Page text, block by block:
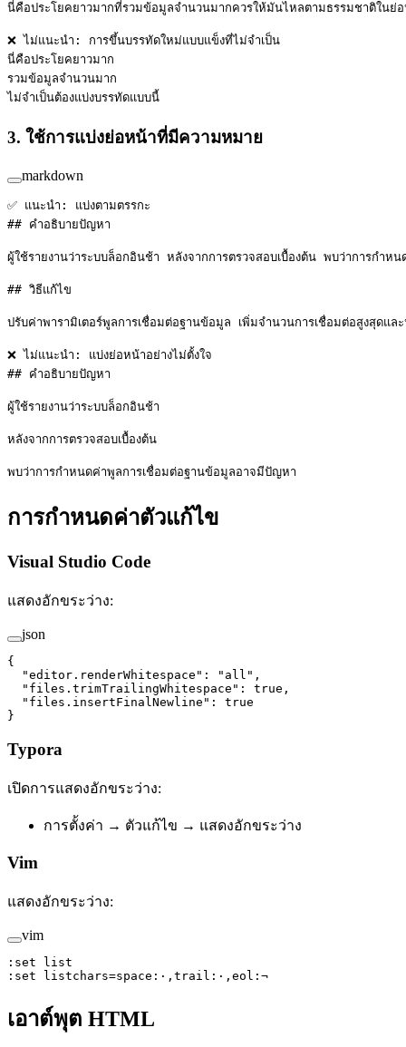
นี่คือประโยคยาวมากที่รวมข้อมูลจำนวนมากควรให้มันไหลตามธรรมชาติในย่
❌ ไม่แนะนำ: การขึ้นบรรทัดใหม่แบบแข็งที่ไม่จำเป็น
นี่คือประโยคยาวมาก
รวมข้อมูลจำนวนมาก
ไม่จำเป็นต้องแบ่งบรรทัดแบบนี้
3. ใช้การแบ่งย่อหน้าที่มีความหมาย
markdown
✅ แนะนำ: แบ่งตามตรรกะ
## คำอธิบายปัญหา
ผู้ใช้รายงานว่าระบบล็อกอินช้า หลังจากการตรวจสอบเบื้องต้น พบว่าการกำ
## วิธีแก้ไข
ปรับค่าพารามิเตอร์พูลการเชื่อมต่อฐานข้อมูล เพิ่มจำนวนการเชื่อมต่อสูงสุดแ
❌ ไม่แนะนำ: แบ่งย่อหน้าอย่างไม่ตั้งใจ
## คำอธิบายปัญหา
ผู้ใช้รายงานว่าระบบล็อกอินช้า
หลังจากการตรวจสอบเบื้องต้น
พบว่าการกำหนดค่าพูลการเชื่อมต่อฐานข้อมูลอาจมีปัญหา
การกำหนดค่าตัวแก้ไข
Visual Studio Code
แสดงอักขระว่าง:
json
{
  "editor.renderWhitespace"
: "all" ,
  "files.trimTrailingWhitespace"
: true ,
  "files.insertFinalNewline"
: true
}
Typora
เปิดการแสดงอักขระว่าง:
การตั้งค่า → ตัวแก้ไข → แสดงอักขระว่าง
Vim
แสดงอักขระว่าง:
vim
: set list
: set listchars=space:·,trail:·, eol :¬
เอาต์พุต HTML